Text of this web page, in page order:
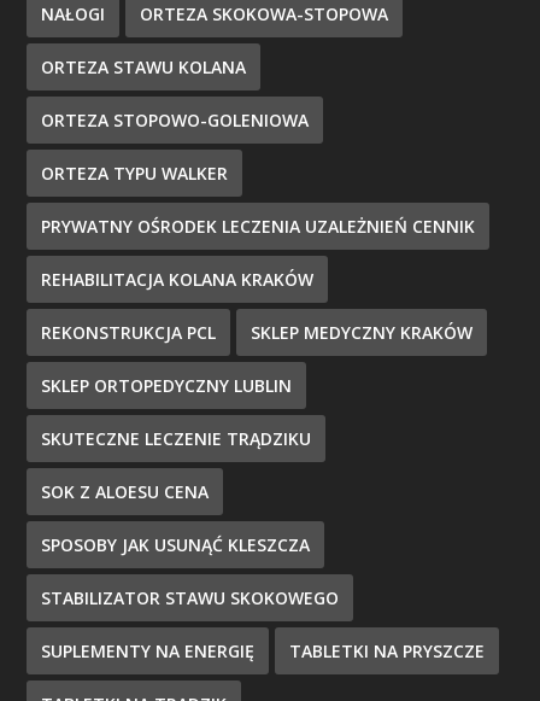
NAŁOGI ORTEZA SKOKOWA-STOPOWA
ORTEZA STAWU KOLANA
ORTEZA STOPOWO-GOLENIOWA
ORTEZA TYPU WALKER
PRYWATNY OŚRODEK LECZENIA UZALEŻNIEŃ CENNIK
REHABILITACJA KOLANA KRAKÓW
REKONSTRUKCJA PCL SKLEP MEDYCZNY KRAKÓW
SKLEP ORTOPEDYCZNY LUBLIN
SKUTECZNE LECZENIE TRĄDZIKU
SOK Z ALOESU CENA
SPOSOBY JAK USUNĄĆ KLESZCZA
STABILIZATOR STAWU SKOKOWEGO
SUPLEMENTY NA ENERGIĘ TABLETKI NA PRYSZCZE